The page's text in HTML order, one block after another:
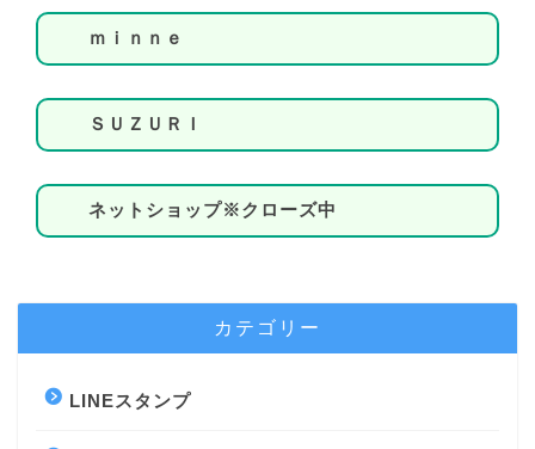
ｍｉｎｎｅ
ＳＵＺＵＲＩ
ネットショップ※クローズ中
カテゴリー
LINEスタンプ